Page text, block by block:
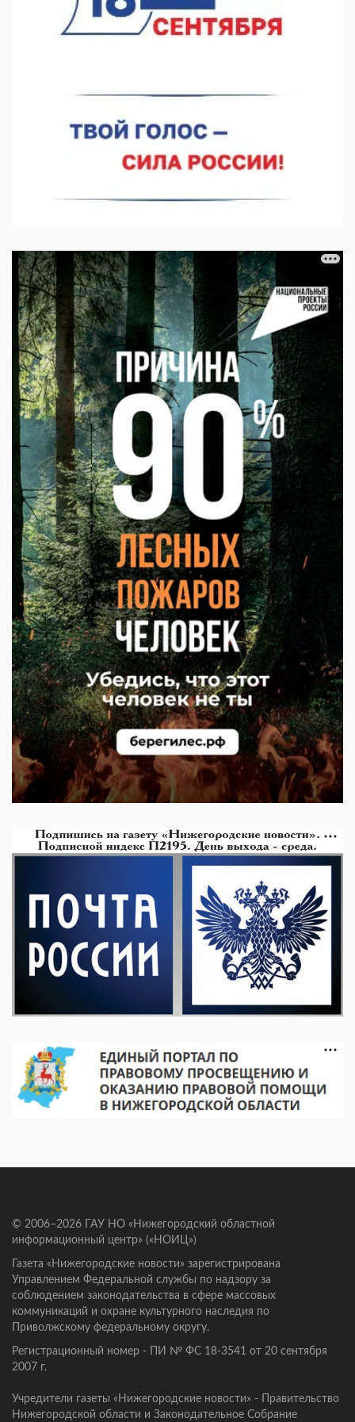
© 2006–2026 ГАУ НО «Нижегородский областной
информационный центр» («НОИЦ»)
Газета «Нижегородские новости» зарегистрирована
Управлением Федеральной службы по надзору за
соблюдением законодательства в сфере массовых
коммуникаций и охране культурного наследия по
Приволжскому федеральному округу.
Регистрационный номер - ПИ № ФС 18-3541 от 20 сентября
2007 г.
Учредители газеты «Нижегородские новости» - Правительство
Нижегородской области и Законодательное Собрание